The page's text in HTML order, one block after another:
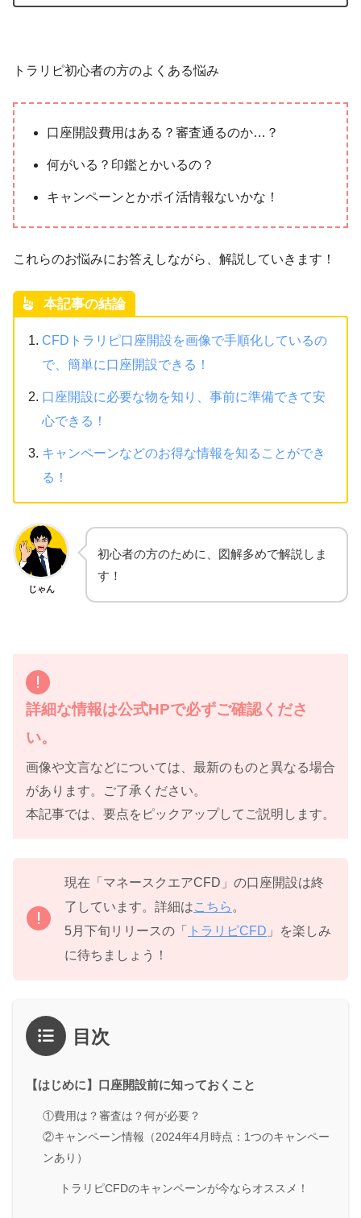
トラリピ初心者の方のよくある悩み
口座開設費用はある？審査通るのか…？
何がいる？印鑑とかいるの？
キャンペーンとかポイ活情報ないかな！
これらのお悩みにお答えしながら、解説していきます！
本記事の結論
CFDトラリピ口座開設を画像で手順化しているの
で、簡単に口座開設できる！
口座開設に必要な物を知り、事前に準備できて安
心できる！
キャンペーンなどのお得な情報を知ることができ
る！
じゃん
初心者の方のために、図解多めで解説しま
す！
詳細な情報は公式HPで必ずご確認くださ
い。
画像や文言などについては、最新のものと異なる場合
があります。ご了承ください。
本記事では、要点をピックアップしてご説明します。
現在「マネースクエアCFD」の口座開設は終
了しています。詳細はこちら 。
5月下旬リリースの「
トラリピCFD 」を楽しみ
に待ちましょう！
目次
【はじめに】口座開設前に知っておくこと
①費用は？審査は？何が必要？
②キャンペーン情報（2024年4月時点：1つのキャンペー
ンあり）
トラリピCFDのキャンペーンが今ならオススメ！